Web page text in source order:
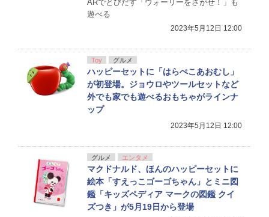
ARでとびだす「ウォーリーをさがせ！」も
遊べる
2023年5月12日 12:00
Toy グルメ
ハッピーセットに「はらぺこあおむし」
が初登場。ジョウロやツールセットなど
外でも家でも遊べるおもちゃがラインナ
ップ
2023年5月12日 12:00
グルメ エンタメ
マクドナルド、ほんのハッピーセットに
絵本「すえっこゴーゴちゃん」とミニ図
鑑「キッズペディア マークの図鑑 クイ
ズつき」が5月19日から登場